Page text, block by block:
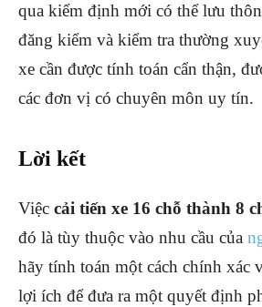
qua kiểm định mới có thể lưu
đăng kiểm và kiểm tra thường
xe cần được tính toán cẩn thận,
các đơn vị có chuyên môn uy tín.
Lời kết
Việc cải tiến xe 16 chỗ thành 8
đó là tùy thuộc vào nhu cầu của
hãy tính toán một cách chính xác
lợi ích để đưa ra một quyết định